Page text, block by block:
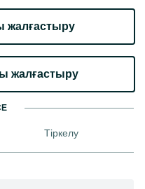
жалғастыру
жалғастыру
Тіркелу